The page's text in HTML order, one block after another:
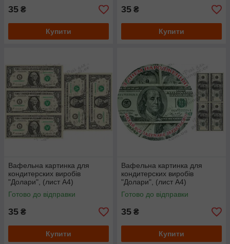
35 ₴
Купити
35 ₴
Купити
Вафельна картинка для
кондитерских виробів
"Долари", (лист А4)
Готово до відправки
35 ₴
Купити
Вафельна картинка для
кондитерских виробів
"Долари", (лист А4)
Готово до відправки
35 ₴
Купити